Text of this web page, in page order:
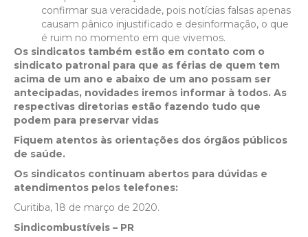
confirmar sua veracidade, pois notícias falsas apenas
causam pânico injustificado e desinformação, o que
é ruim no momento em que vivemos.
Os sindicatos também estão em contato com o
sindicato patronal para que as férias de quem tem
acima de um ano e abaixo de um ano possam ser
antecipadas, novidades iremos informar à todos. As
respectivas diretorias estão fazendo tudo que
podem para preservar vidas
Fiquem atentos às orientações dos órgãos públicos
de saúde.
Os sindicatos continuam abertos para dúvidas e
atendimentos pelos telefones:
Curitiba, 18 de março de 2020.
Sindicombustíveis – PR